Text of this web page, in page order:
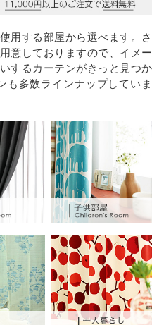
用する部屋から選べます。さ
意しておりますので、イメー
するカーテンがきっと見つか
も多数ラインナップしていま